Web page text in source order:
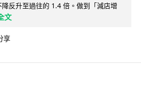
反升至過往的 1.4 倍。做到「減店增
文
享